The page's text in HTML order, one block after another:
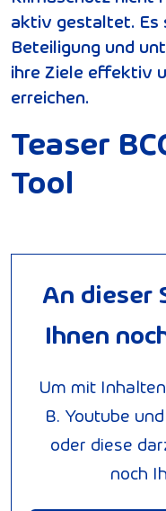
aktiv gestaltet. Es
Beteiligung und
ihre Ziele effektiv
erreichen.
Teaser
Tool
An dieser
Ihnen
Um mit
B. Youtube
oder diese
noch